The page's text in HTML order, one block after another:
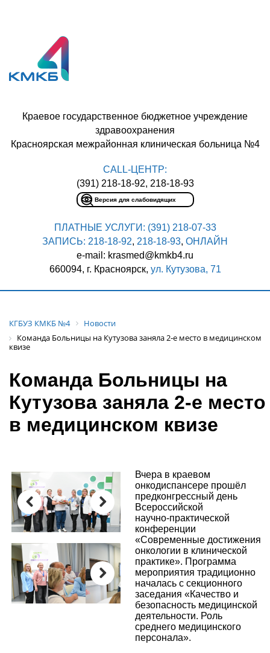
CALL-ЦЕНТР:
(391) 218-18-92, 218-18-93
Версия для слабовидящих
Краевое государственное бюджетное учреждение
здравоохранения
Красноярская межрайонная клиническая больница №4
ПЛАТНЫЕ УСЛУГИ: (391) 218-07-33
ЗАПИСЬ: 218-18-92, 218-18-93, ОНЛАЙН
e-mail: krasmed@kmkb4.ru
660094, г. Красноярск, ул. Кутузова, 71
КГБУЗ КМКБ №4
Новости
Команда Больницы на Кутузова заняла 2‑е место в медицинском
квизе
Команда Больницы на
Кутузова заняла 2‑е место
в медицинском квизе
Previous Next
Next
Вчера в краевом
онкодиспансере прошёл
предконгрессный день
Всероссийской
научно‑практической
конференции
«Современные достижения
онкологии в клинической
практике». Программа
мероприятия традиционно
началась с секционного
заседания «Качество и
безопасность медицинской
деятельности. Роль
среднего медицинского
персонала».